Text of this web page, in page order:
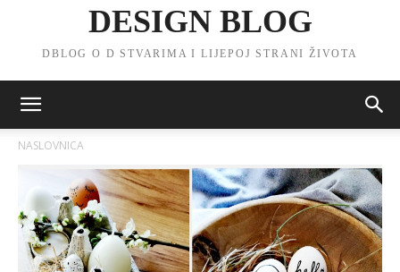
DESIGN BLOG
DBLOG O D STVARIMA I LIJEPOJ STRANI ŽIVOTA
NASLOVNICA